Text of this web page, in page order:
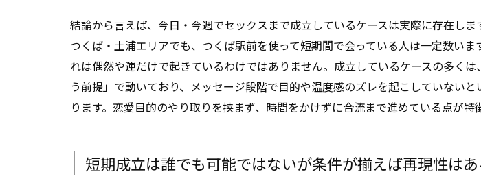
結論から言えば、今日・今週でセックスまで成立しているケースは実際に存在しま
つくば・土浦エリアでも、つくば駅前を使って短期間で会っている人は一定数いま
れは偶然や運だけで起きているわけではありません。成立しているケースの多くは
う前提」で動いており、メッセージ段階で目的や温度感のズレを起こしていないと
ります。恋愛目的のやり取りを挟まず、時間をかけずに合流まで進めている点が特
短期成立は誰でも可能ではないが条件が揃えば再現性はあ